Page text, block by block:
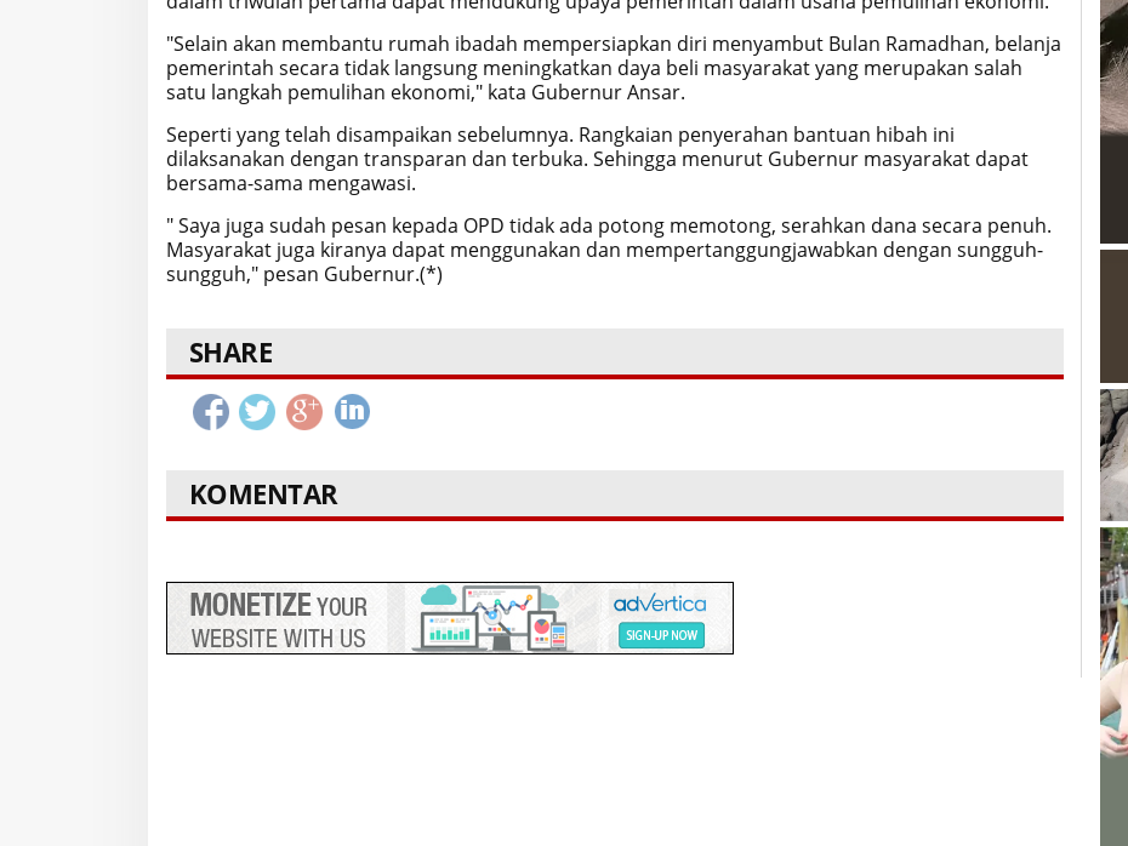
"Selain akan membantu rumah ibadah mempersiapkan diri menyambut Bulan Ramadhan, belanja
pemerintah secara tidak langsung meningkatkan daya beli masyarakat yang merupakan salah
satu langkah pemulihan ekonomi," kata Gubernur Ansar.
Seperti yang telah disampaikan sebelumnya. Rangkaian penyerahan bantuan hibah ini
dilaksanakan dengan transparan dan terbuka. Sehingga menurut Gubernur masyarakat dapat
bersama-sama mengawasi.
" Saya juga sudah pesan kepada OPD tidak ada potong memotong, serahkan dana secara penuh.
Masyarakat juga kiranya dapat menggunakan dan mempertanggungjawabkan dengan sungguh-
sungguh," pesan Gubernur.(*)
SHARE
KOMENTAR